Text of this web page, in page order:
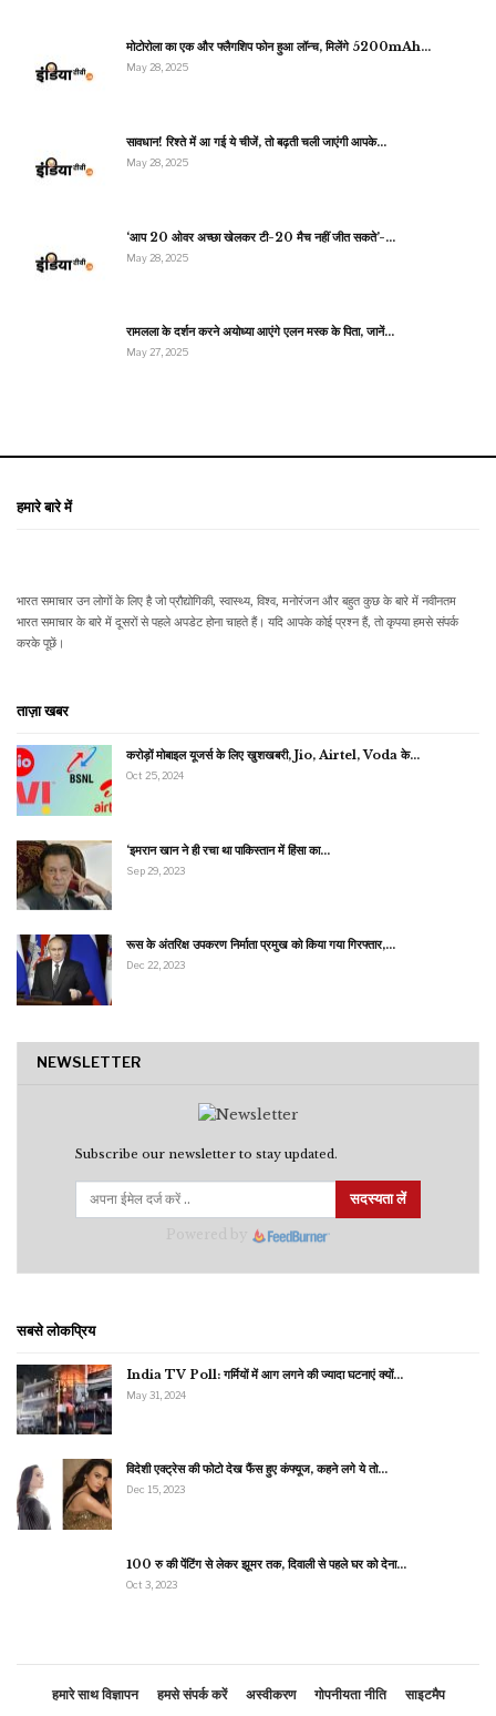
मोटोरोला का एक और फ्लैगशिप फोन हुआ लॉन्च, मिलेंगे 5200mAh…
May 28, 2025
सावधान! रिश्ते में आ गई ये चीजें, तो बढ़ती चली जाएंगी आपके…
May 28, 2025
‘आप 20 ओवर अच्छा खेलकर टी-20 मैच नहीं जीत सकते’-…
May 28, 2025
रामलला के दर्शन करने अयोध्या आएंगे एलन मस्क के पिता, जानें…
May 27, 2025
हमारे बारे में
भारत समाचार उन लोगों के लिए है जो प्रौद्योगिकी, स्वास्थ्य, विश्व, मनोरंजन और बहुत कुछ के बारे में नवीनतम
भारत समाचार के बारे में दूसरों से पहले अपडेट होना चाहते हैं। यदि आपके कोई प्रश्न हैं, तो कृपया हमसे संपर्क
करके पूछें।
ताज़ा खबर
करोड़ों मोबाइल यूजर्स के लिए खुशखबरी, Jio, Airtel, Voda के…
Oct 25, 2024
‘इमरान खान ने ही रचा था पाकिस्तान में हिंसा का…
Sep 29, 2023
रूस के अंतरिक्ष उपकरण निर्माता प्रमुख को किया गया गिरफ्तार,…
Dec 22, 2023
NEWSLETTER
Subscribe our newsletter to stay updated.
सदस्यता लें
सबसे लोकप्रिय
India TV Poll: गर्मियों में आग लगने की ज्यादा घटनाएं क्यों…
May 31, 2024
विदेशी एक्ट्रेस की फोटो देख फैंस हुए कंफ्यूज, कहने लगे ये तो…
Dec 15, 2023
100 रु की पेंटिंग से लेकर झूमर तक, दिवाली से पहले घर को देना…
Oct 3, 2023
हमारे साथ विज्ञापन हमसे संपर्क करें अस्वीकरण गोपनीयता नीति साइटमैप